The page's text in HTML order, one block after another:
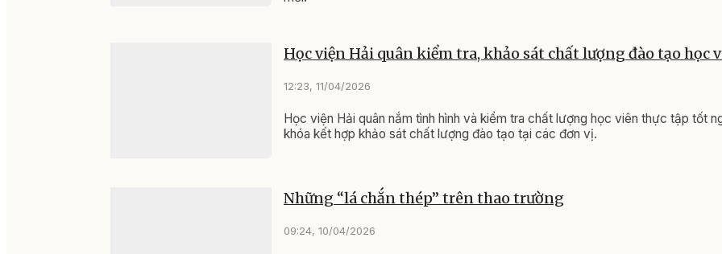
Học viện Hải quân kiểm tra, khảo sát chất lượng đào tạo học
12:23, 11/04/2026
Học viện Hải quân nắm tình hình và kiểm tra chất lượng học viên thực tập tốt
khóa kết hợp khảo sát chất lượng đào tạo tại các đơn vị.
Những “lá chắn thép” trên thao trường
09:24, 10/04/2026